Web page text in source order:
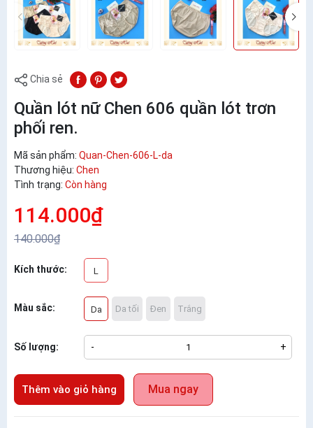
Chia sẻ
Quần lót nữ Chen 606 quần lót trơn
phối ren.
Mã sản phẩm: Quan-Chen-606-L-da
Thương hiệu: Chen
Tình trạng: Còn hàng
114.000₫
140.000₫
Kích thước: L
Màu sắc: Da Da tối Đen Trắng
Số lượng: - +
Thêm vào giỏ hàng Mua ngay